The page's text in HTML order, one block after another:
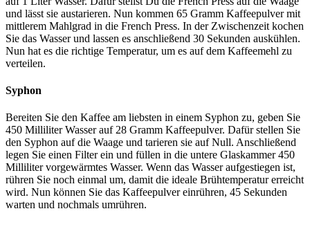
und lässt sie austarieren. Nun kommen 65 Gramm Kaffeepulver mit
mittlerem Mahlgrad in die French Press. In der Zwischenzeit kochen
Sie das Wasser und lassen es anschließend 30 Sekunden auskühlen.
Nun hat es die richtige Temperatur, um es auf dem Kaffeemehl zu
verteilen.
Syphon
Bereiten Sie den Kaffee am liebsten in einem Syphon zu, geben Sie
450 Milliliter Wasser auf 28 Gramm Kaffeepulver. Dafür stellen Sie
den Syphon auf die Waage und tarieren sie auf Null. Anschließend
legen Sie einen Filter ein und füllen in die untere Glaskammer 450
Milliliter vorgewärmtes Wasser. Wenn das Wasser aufgestiegen ist,
rühren Sie noch einmal um, damit die ideale Brühtemperatur erreicht
wird. Nun können Sie das Kaffeepulver einrühren, 45 Sekunden
warten und nochmals umrühren.